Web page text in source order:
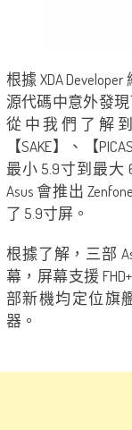
根據 XDA
源代碼中意外發現
從中我們了解
【SAKE】、【
最小 5.9寸到最大
Asus 會推出
了 5.9寸屏。
根據了解，三部
幕，屏幕支援
部新機均定位旗
器。